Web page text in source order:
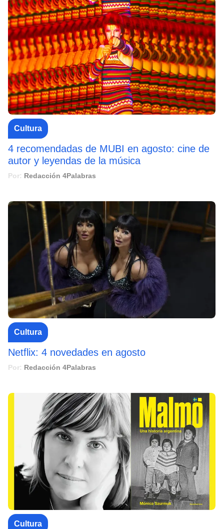
Cultura
4 recomendadas de MUBI en agosto: cine de
autor y leyendas de la música
Por: Redacción 4Palabras
Cultura
Netflix: 4 novedades en agosto
Por: Redacción 4Palabras
Cultura